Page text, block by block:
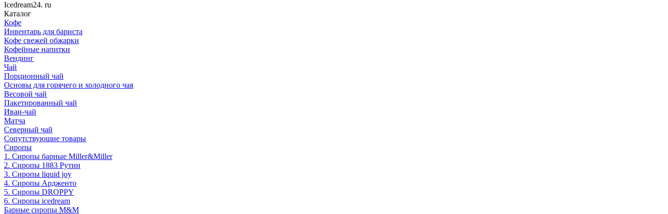
Icedream24. ru
Каталог
Кофе
Инвентарь для бариста
Кофе свежей обжарки
Кофейные напитки
Вендинг
Чай
Порционный чай
Основы для горячего и холодного чая
Весовой чай
Пакетированный чай
Иван-чай
Матча
Северный чай
Сопутствующие товары
Сиропы
1. Сиропы барные Miller&Miller
2. Сиропы 1883 Рутин
3. Cиропы liquid joy
4. Cиропы Ардженто
5. Сиропы DROPPY
6. Сиропы icedream
Барные сиропы M&M